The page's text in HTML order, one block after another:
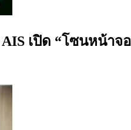
เปิด “โซนหน้า